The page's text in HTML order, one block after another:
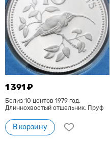
1 391 ₽
Белиз 10 центов 1979 год.
Длиннохвостый отшельник. Пруф
В корзину